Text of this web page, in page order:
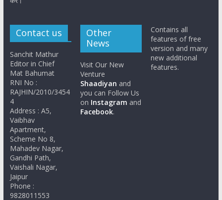
Contact us
Sanchit Mathur
Editor in Chief
Mat Bahumat
RNI No :
RAJHIN/2010/3454
4
Address : A5,
Vaibhav
Apartment,
Scheme No 8,
Mahadev Nagar,
Gandhi Path,
Vaishali Nagar,
Jaipur
Phone :
9828011553
Other
News
Visit Our New
Venture
Shaadiyan and
you can Follow Us
on Instagram and
Facebook.
Contains all
features of free
version and many
new additional
features.